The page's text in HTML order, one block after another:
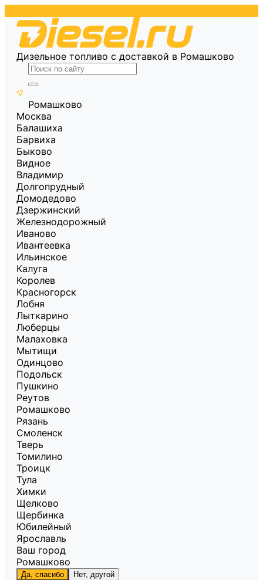
Дизельное топливо с доставкой в Ромашково
Ромашково
Москва
Балашиха
Барвиха
Быково
Видное
Владимир
Долгопрудный
Домодедово
Дзержинский
Железнодорожный
Иваново
Ивантеевка
Ильинское
Калуга
Королев
Красногорск
Лобня
Лыткарино
Люберцы
Малаховка
Мытищи
Одинцово
Подольск
Пушкино
Реутов
Ромашково
Рязань
Смоленск
Тверь
Томилино
Троицк
Тула
Химки
Щелково
Щербинка
Юбилейный
Ярославль
Ваш город
Ромашково
Да, спасибо Нет, другой